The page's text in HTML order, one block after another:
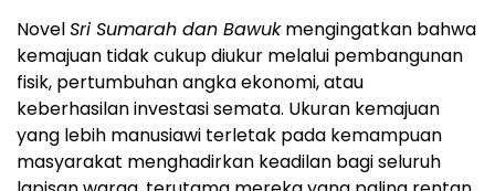
NovelSri Sumarah dan Bawukmengingatkan bahwa
kemajuan tidak cukup diukur melalui pembangunan
fisik, pertumbuhan angka ekonomi, atau
keberhasilan investasi semata. Ukuran kemajuan
yang lebih manusiawi terletak pada kemampuan
masyarakat menghadirkan keadilan bagi seluruh